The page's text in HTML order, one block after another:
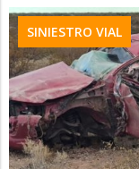
SINIESTRO VIAL